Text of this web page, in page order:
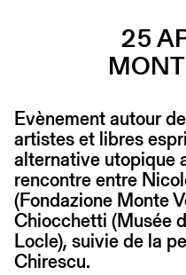
25
Evènement autour
artistes et libres
alternative utopique
rencontre entre
(Fondazione Monte
Chiocchetti (Musée
Locle), suivie de la
Chirescu.